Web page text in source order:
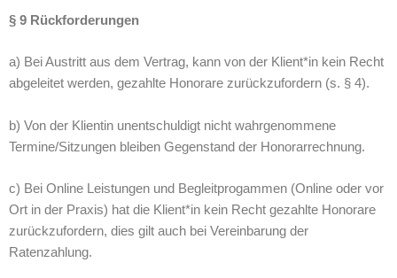
§ 9 Rückforderungen
a) Bei Austritt aus dem Vertrag, kann von der Klient*in kein Recht
abgeleitet werden, gezahlte Honorare zurückzufordern (s. § 4).
b) Von der Klientin unentschuldigt nicht wahrgenommene
Termine/Sitzungen bleiben Gegenstand der Honorarrechnung.
c) Bei Online Leistungen und Begleitprogammen (Online oder vor
Ort in der Praxis) hat die Klient*in kein Recht gezahlte Honorare
zurückzufordern, dies gilt auch bei Vereinbarung der
Ratenzahlung.